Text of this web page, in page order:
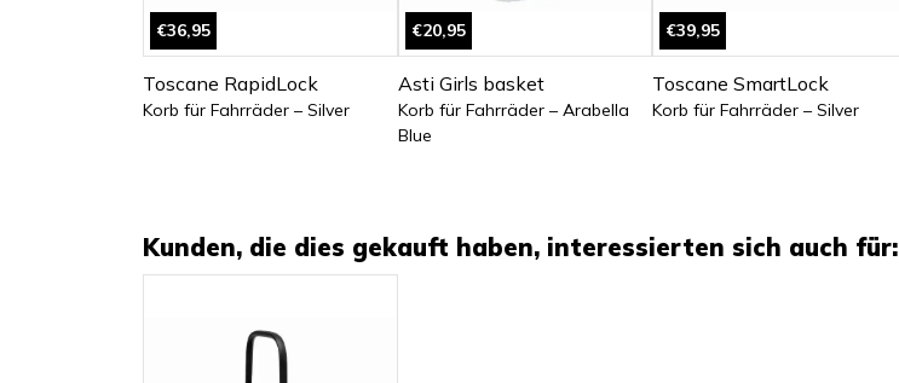
€36,95
Toscane RapidLock
Korb für Fahrräder – Silver
€20,95
Asti Girls basket
Korb für Fahrräder – Arabella
Blue
€39,95
Toscane SmartLock
Korb für Fahrräder – Silver
Kunden, die dies gekauft haben, interessierten sich auch für: